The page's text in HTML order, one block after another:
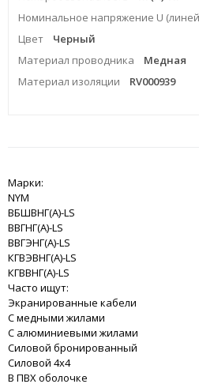
Номинальное напряжение U
Цвет
Черный
Материал проводника
Медная
Материал изоляции
RV000939
Марки:
NYM
ВБШВНГ(A)-LS
ВВГНГ(A)-LS
ВВГЭНГ(A)-LS
КГВЭВНГ(A)-LS
КГВВНГ(A)-LS
Часто ищут:
Экранированные кабели
С медными жилами
С алюминиевыми жилами
Силовой бронированный
Силовой 4x4
В ПВХ оболочке